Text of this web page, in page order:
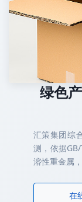
绿色
汇策集团综
测，依据
溶性重金属
在